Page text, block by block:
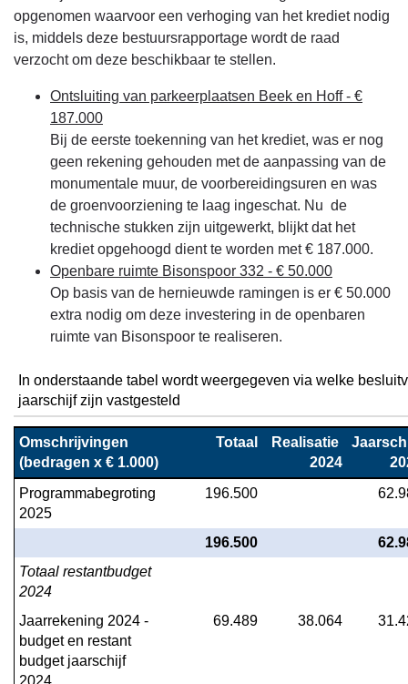
opgenomen waarvoor een verhoging van het krediet nodig
is, middels deze bestuursrapportage wordt de raad
verzocht om deze beschikbaar te stellen.
Ontsluiting van parkeerplaatsen Beek en Hoff - €
187.000
Bij de eerste toekenning van het krediet, was er nog
geen rekening gehouden met de aanpassing van de
monumentale muur, de voorbereidingsuren en was
de groenvoorziening te laag ingeschat. Nu de
technische stukken zijn uitgewerkt, blijkt dat het
krediet opgehoogd dient te worden met € 187.000.
Openbare ruimte Bisonspoor 332 - € 50.000
Op basis van de hernieuwde ramingen is er € 50.000
extra nodig om deze investering in de openbaren
ruimte van Bisonspoor te realiseren.
In onderstaande tabel wordt weergegeven via welke
jaarschijf zijn vastgesteld
Omschrijvingen
(bedragen x € 1.000)
Totaal
Realisatie
2024
Programmabegroting
2025
196.500
196.500
Totaal restantbudget
2024
Jaarrekening 2024 -
budget en restant
budget jaarschijf
69.489 38.064